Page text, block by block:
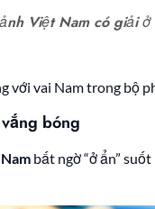
Việt Nam có giải
với vai Nam trong bộ
bóng
bất ngờ “ở ẩn”